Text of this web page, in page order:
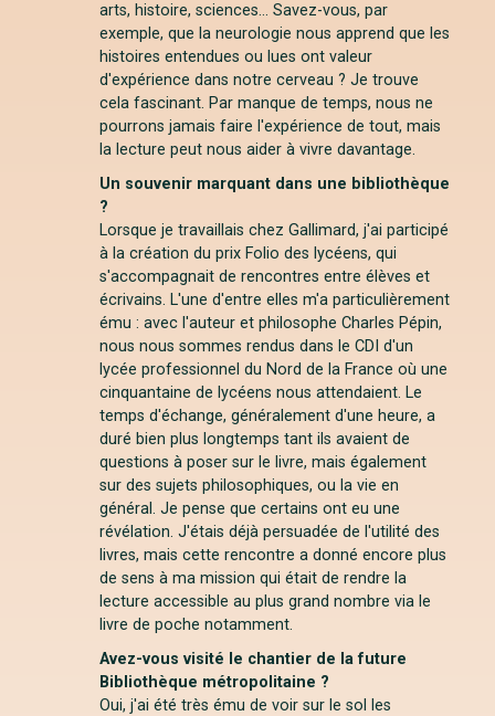
arts, histoire, sciences… Savez-vous, par
exemple, que la neurologie nous apprend que les
histoires entendues ou lues ont valeur
d'expérience dans notre cerveau ? Je trouve
cela fascinant. Par manque de temps, nous ne
pourrons jamais faire l'expérience de tout, mais
la lecture peut nous aider à vivre davantage.
Un souvenir marquant dans une bibliothèque
?
Lorsque je travaillais chez Gallimard, j'ai participé
à la création du prix Folio des lycéens, qui
s'accompagnait de rencontres entre élèves et
écrivains. L'une d'entre elles m'a particulièrement
ému : avec l'auteur et philosophe Charles Pépin,
nous nous sommes rendus dans le CDI d'un
lycée professionnel du Nord de la France où une
cinquantaine de lycéens nous attendaient. Le
temps d'échange, généralement d'une heure, a
duré bien plus longtemps tant ils avaient de
questions à poser sur le livre, mais également
sur des sujets philosophiques, ou la vie en
général. Je pense que certains ont eu une
révélation. J'étais déjà persuadée de l'utilité des
livres, mais cette rencontre a donné encore plus
de sens à ma mission qui était de rendre la
lecture accessible au plus grand nombre via le
livre de poche notamment.
Avez-vous visité le chantier de la future
Bibliothèque métropolitaine ?
Oui, j'ai été très ému de voir sur le sol les